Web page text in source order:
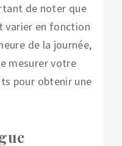
de noter que
varier en fonction
de la journée,
mesurer votre
pour obtenir une